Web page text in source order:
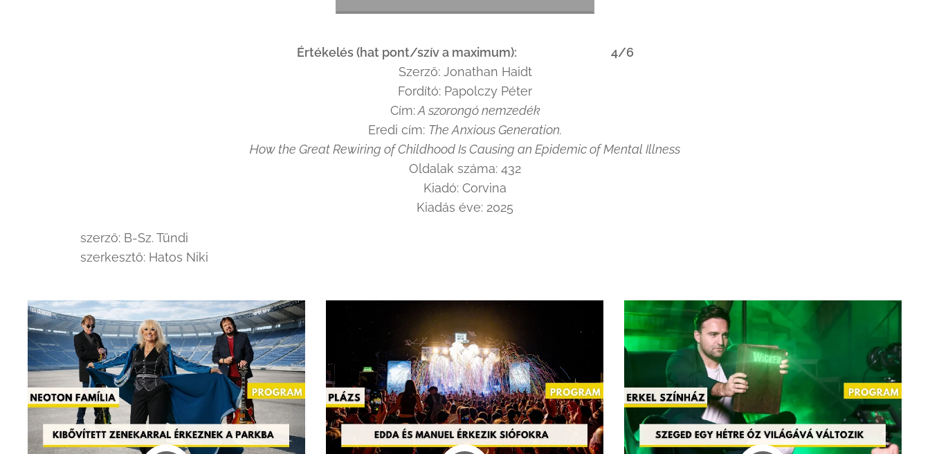
Értékelés (hat pont/szív a maximum):
4/6
Szerző: Jonathan Haidt
Fordító: Papolczy Péter
Cím:A szorongó nemzedék
Eredi cím: The Anxious Generation.
How the Great Rewiring of Childhood Is Causing an Epidemic of Mental Illness
Oldalak száma: 432
Kiadó: Corvina
Kiadás éve: 2025
szerző: B-Sz. Tündi
szerkesztő: Hatos Niki